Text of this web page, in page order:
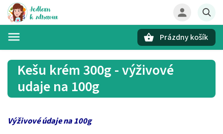
Prázdny košík
Kešu krém 300g - výživové
udaje na 100g
Výživové údaje na 100g